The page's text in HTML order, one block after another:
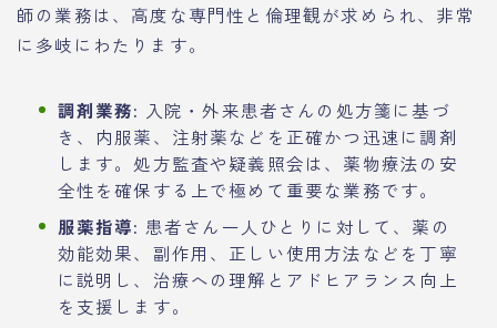
師の業務は、高度な専門性と倫理観が求められ、非常
に多岐にわたります。
調剤業務: 入院・外来患者さんの処方箋に基づ
き、内服薬、注射薬などを正確かつ迅速に調剤
します。処方監査や疑義照会は、薬物療法の安
全性を確保する上で極めて重要な業務です。
服薬指導: 患者さん一人ひとりに対して、薬の
効能効果、副作用、正しい使用方法などを丁寧
に説明し、治療への理解とアドヒアランス向上
を支援します。